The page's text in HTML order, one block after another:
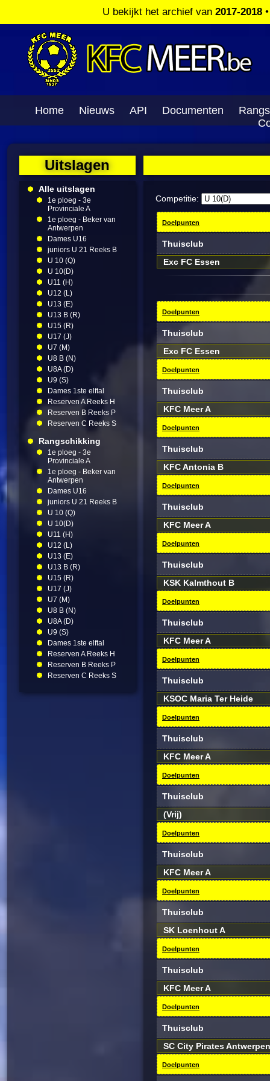
U bekijkt het archief van 2017-2018
Home Nieuws API Documenten
Uitslagen
Alle uitslagen
1e ploeg - 3e
Provinciale A
1e ploeg - Beker van
Antwerpen
Dames U16
juniors U 21 Reeks B
U 10 (Q)
U 10(D)
U11 (H)
U12 (L)
U13 (E)
U13 B (R)
U15 (R)
U17 (J)
U7 (M)
U8 B (N)
U8A (D)
U9 (S)
Dames 1ste elftal
Reserven A Reeks H
Reserven B Reeks P
Reserven C Reeks S
Rangschikking
1e ploeg - 3e
Provinciale A
1e ploeg - Beker van
Antwerpen
Dames U16
juniors U 21 Reeks B
U 10 (Q)
U 10(D)
U11 (H)
U12 (L)
U13 (E)
U13 B (R)
U15 (R)
U17 (J)
U7 (M)
U8 B (N)
U8A (D)
U9 (S)
Dames 1ste elftal
Reserven A Reeks H
Reserven B Reeks P
Reserven C Reeks S
Competitie:
Doelpunten
Thuisclub
Exc FC Essen
Doelpunten
Thuisclub
Exc FC Essen
Doelpunten
Thuisclub
KFC Meer A
Doelpunten
Thuisclub
KFC Antonia B
Doelpunten
Thuisclub
KFC Meer A
Doelpunten
Thuisclub
KSK Kalmthout B
Doelpunten
Thuisclub
KFC Meer A
Doelpunten
Thuisclub
KSOC Maria Ter Heide
Doelpunten
Thuisclub
KFC Meer A
Doelpunten
Thuisclub
(Vrij)
Doelpunten
Thuisclub
KFC Meer A
Doelpunten
Thuisclub
SK Loenhout A
Doelpunten
Thuisclub
KFC Meer A
Doelpunten
Thuisclub
SC City Pirates
Doelpunten